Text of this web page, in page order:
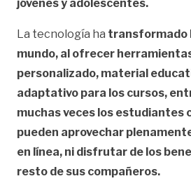
jóvenes y adolescentes.
La tecnología ha transformado
mundo, al ofrecer
personalizado, material
adaptativo para los cursos,
muchas veces los estudiantes
pueden aprovechar
en línea, ni disfrutar de los
resto de sus compañeros.